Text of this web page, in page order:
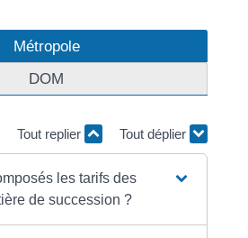
Métropole
DOM
Tout replier Tout déplier
les tarifs des
de succession ?